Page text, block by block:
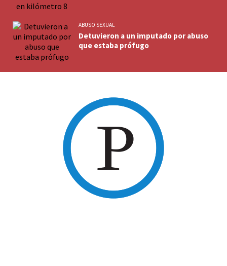
ABUSO SEXUAL
Detuvieron a un imputado por abuso
que estaba prófugo